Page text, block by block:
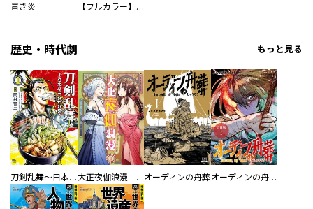
青き炎 【フルカラー】さよなら、私の大好きな１０００人のキミ。
歴史・時代劇 もっと見る
刀剣乱舞～日本号つれづれ酒～ 大正夜伽浪漫 －金曜日の花嫁—オーディンの舟葬 オーディンの舟葬 分冊版